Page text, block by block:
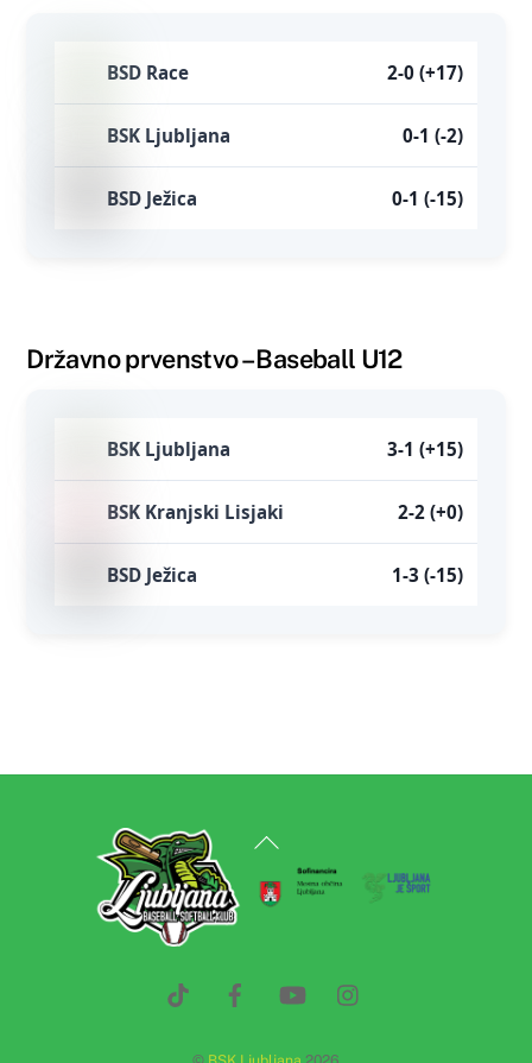
BSD Race 2-0 (+17)
BSK Ljubljana 0-1 (-2)
BSD Ježica 0-1 (-15)
Državno prvenstvo – Baseball U12
BSK Ljubljana 3-1 (+15)
BSK Kranjski Lisjaki 2-2 (+0)
BSD Ježica 1-3 (-15)
Back
Top